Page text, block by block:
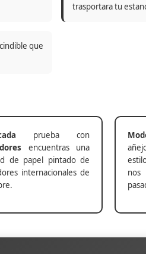
trasportara tu
que
prueba con
encuentras una
de papel pintado de
internacionales de